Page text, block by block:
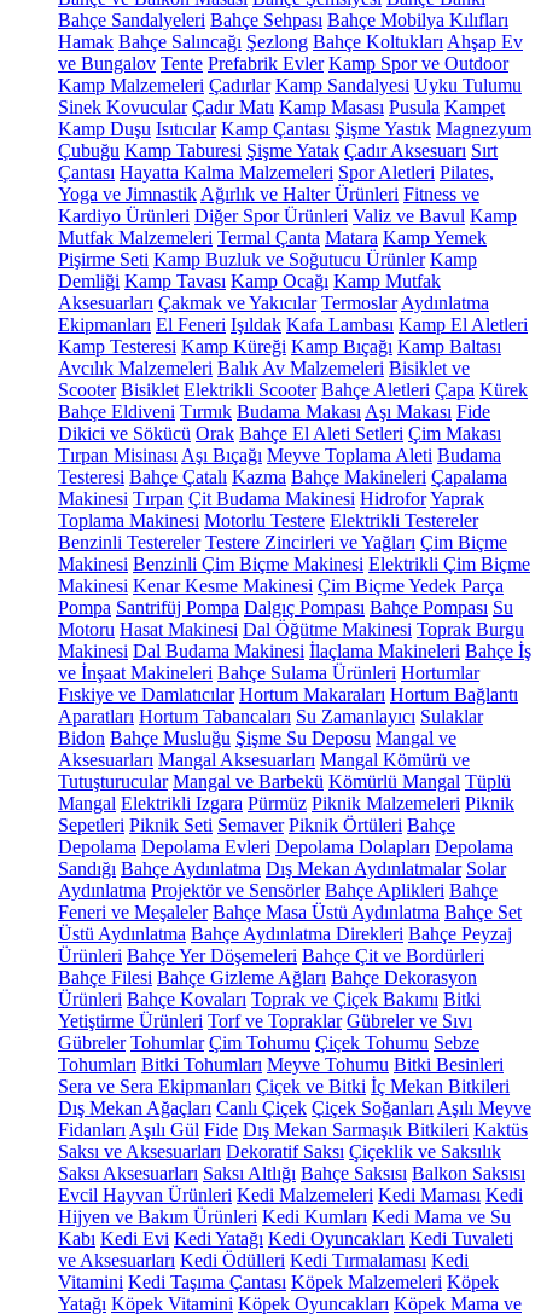
Bahçe Sandalyeleri Bahçe Sehpası Bahçe Mobilya Kılıfları
Hamak Bahçe Salıncağı Şezlong Bahçe Koltukları Ahşap Ev
ve Bungalov Tente Prefabrik Evler Kamp Spor ve Outdoor
Kamp Malzemeleri Çadırlar Kamp Sandalyesi Uyku Tulumu
Sinek Kovucular Çadır Matı Kamp Masası Pusula Kampet
Kamp Duşu Isıtıcılar Kamp Çantası Şişme Yastık Magnezyum
Çubuğu Kamp Taburesi Şişme Yatak Çadır Aksesuarı Sırt
Çantası Hayatta Kalma Malzemeleri Spor Aletleri Pilates,
Yoga ve Jimnastik Ağırlık ve Halter Ürünleri Fitness ve
Kardiyo Ürünleri Diğer Spor Ürünleri Valiz ve Bavul Kamp
Mutfak Malzemeleri Termal Çanta Matara Kamp Yemek
Pişirme Seti Kamp Buzluk ve Soğutucu Ürünler Kamp
Demliği Kamp Tavası Kamp Ocağı Kamp Mutfak
Aksesuarları Çakmak ve Yakıcılar Termoslar Aydınlatma
Ekipmanları El Feneri Işıldak Kafa Lambası Kamp El Aletleri
Kamp Testeresi Kamp Küreği Kamp Bıçağı Kamp Baltası
Avcılık Malzemeleri Balık Av Malzemeleri Bisiklet ve
Scooter Bisiklet Elektrikli Scooter Bahçe Aletleri Çapa Kürek
Bahçe Eldiveni Tırmık Budama Makası Aşı Makası Fide
Dikici ve Sökücü Orak Bahçe El Aleti Setleri Çim Makası
Tırpan Misinası Aşı Bıçağı Meyve Toplama Aleti Budama
Testeresi Bahçe Çatalı Kazma Bahçe Makineleri Çapalama
Makinesi Tırpan Çit Budama Makinesi HidroforYaprak
Toplama Makinesi Motorlu Testere Elektrikli Testereler
Benzinli Testereler Testere Zincirleri ve Yağları Çim Biçme
Makinesi Benzinli Çim Biçme Makinesi Elektrikli Çim Biçme
Makinesi Kenar Kesme Makinesi Çim Biçme Yedek Parça
Pompa Santrifüj Pompa Dalgıç Pompası Bahçe Pompası Su
Motoru Hasat Makinesi Dal Öğütme Makinesi Toprak Burgu
Makinesi Dal Budama Makinesi İlaçlama Makineleri Bahçe İş
ve İnşaat Makineleri Bahçe Sulama Ürünleri Hortumlar
Fıskiye ve Damlatıcılar Hortum Makaraları Hortum Bağlantı
Aparatları Hortum Tabancaları Su Zamanlayıcı Sulaklar
Bidon Bahçe Musluğu Şişme Su Deposu Mangal ve
Aksesuarları Mangal Aksesuarları Mangal Kömürü ve
Tutuşturucular Mangal ve Barbekü Kömürlü Mangal Tüplü
Mangal Elektrikli Izgara Pürmüz Piknik Malzemeleri Piknik
Sepetleri Piknik Seti Semaver Piknik Örtüleri Bahçe
Depolama Depolama Evleri Depolama Dolapları Depolama
Sandığı Bahçe Aydınlatma Dış Mekan Aydınlatmalar Solar
Aydınlatma Projektör ve Sensörler Bahçe Aplikleri Bahçe
Feneri ve Meşaleler Bahçe Masa Üstü Aydınlatma Bahçe Set
Üstü Aydınlatma Bahçe Aydınlatma Direkleri Bahçe Peyzaj
Ürünleri Bahçe Yer Döşemeleri Bahçe Çit ve Bordürleri
Bahçe Filesi Bahçe Gizleme Ağları Bahçe Dekorasyon
Ürünleri Bahçe Kovaları Toprak ve Çiçek Bakımı Bitki
Yetiştirme Ürünleri Torf ve Topraklar Gübreler ve Sıvı
Gübreler Tohumlar Çim Tohumu Çiçek Tohumu Sebze
Tohumları Bitki Tohumları Meyve Tohumu Bitki Besinleri
Sera ve Sera Ekipmanları Çiçek ve Bitki İç Mekan Bitkileri
Dış Mekan Ağaçları Canlı Çiçek Çiçek Soğanları Aşılı Meyve
Fidanları Aşılı Gül Fide Dış Mekan Sarmaşık Bitkileri Kaktüs
Saksı ve Aksesuarları Dekoratif Saksı Çiçeklik ve Saksılık
Saksı Aksesuarları Saksı Altlığı Bahçe Saksısı Balkon Saksısı
Evcil Hayvan Ürünleri Kedi Malzemeleri Kedi Maması Kedi
Hijyen ve Bakım Ürünleri Kedi Kumları Kedi Mama ve Su
Kabı Kedi Evi Kedi Yatağı Kedi Oyuncakları Kedi Tuvaleti
ve Aksesuarları Kedi Ödülleri Kedi Tırmalaması Kedi
Vitamini Kedi Taşıma Çantası Köpek Malzemeleri Köpek
Yatağı Köpek Vitamini Köpek Oyuncakları Köpek Mama ve